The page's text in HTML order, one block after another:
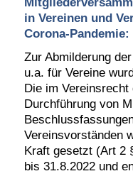
in Vereinen und
Corona-Pandemie:
Zur Abmilderung
u.a. für Vereine
Die im
Durchführung von
Vereinsvorständen
Kraft gesetzt (Art 2
bis 31.8.2022 und